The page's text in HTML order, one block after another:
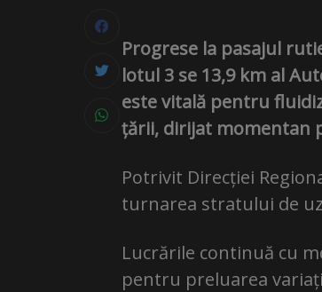
Progrese la pasajul
lotul 3 se 13,9 km al
este vitală pentru
țării, dirijat momentan
Potrivit Direcției
turnarea stratului de
Lucrările continuă cu
pentru preluarea